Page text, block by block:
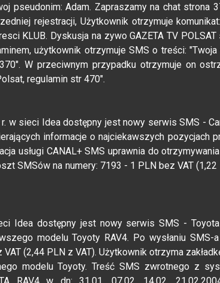
pseudonim: Adam. Zapraszamy na chat strona
rejestracji, Użytkownik otrzymuje
KLUB. Dyskusja na zywo GAZETA TV
użytkownik otrzymuje SMS o treści:
W przeciwnym przypadku otrzymuje on
regulamin str 470".
w sieci Idea dostępny jest nowy serwis SMS -
informacje o najciekawszych pozycjach
usługi CANAL+ SMS uprawnia do
SMSów na numery: 7193 - 1 PLN bez VAT
Idea dostępny jest nowy serwis SMS -
modelu Toyoty RAV4. Po wysłaniu
(2,44 PLN z VAT). Użytkownik otrzyma
modelu Toyoty. Treść SMS zwrotnego z
RAV4 w dn: 31.01, 07.02, 14.02,